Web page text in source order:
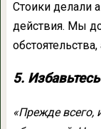
Стоики делали
действия. Мы
5.
«Прежде всего,